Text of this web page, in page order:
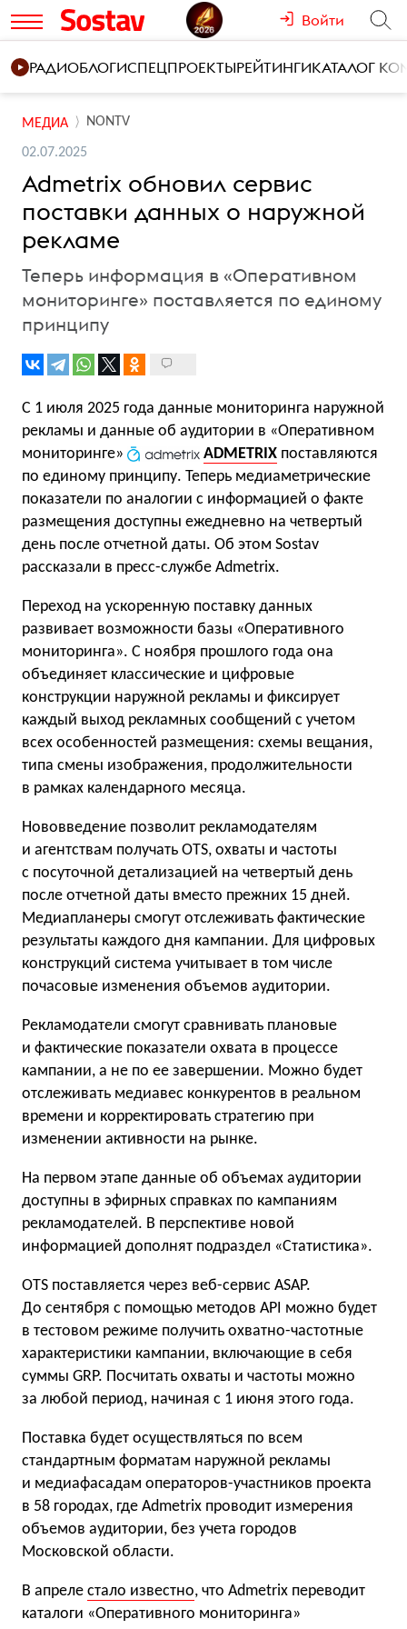
Войти
РАДИОБЛОГИСПЕЦПРОЕКТЫРЕЙТИНГИКАТАЛОГ
МЕДИА NONTV
02.07.2025
Admetrix обновил сервис
поставки данных о наружной
рекламе
Теперь информация в «Оперативном
мониторинге» поставляется по единому
принципу
С 1 июля 2025 года данные мониторинга наружной
рекламы и данные об аудитории в «Оперативном
мониторинге»
ADMETRIX поставляются
по единому принципу. Теперь медиаметрические
показатели по аналогии с информацией о факте
размещения доступны ежедневно на четвертый
день после отчетной даты. Об этом Sostav
рассказали в пресс-службе Admetrix.
Переход на ускоренную поставку данных
развивает возможности базы «Оперативного
мониторинга». С ноября прошлого года она
объединяет классические и цифровые
конструкции наружной рекламы и фиксирует
каждый выход рекламных сообщений с учетом
всех особенностей размещения: схемы вещания,
типа смены изображения, продолжительности
в рамках календарного месяца.
Нововведение позволит рекламодателям
и агентствам получать OTS, охваты и частоты
с посуточной детализацией на четвертый день
после отчетной даты вместо прежних 15 дней.
Медиапланеры смогут отслеживать фактические
результаты каждого дня кампании. Для цифровых
конструкций система учитывает в том числе
почасовые изменения объемов аудитории.
Рекламодатели смогут сравнивать плановые
и фактические показатели охвата в процессе
кампании, а не по ее завершении. Можно будет
отслеживать медиавес конкурентов в реальном
времени и корректировать стратегию при
изменении активности на рынке.
На первом этапе данные об объемах аудитории
доступны в эфирных справках по кампаниям
рекламодателей. В перспективе новой
информацией дополнят подраздел «Статистика».
OTS поставляется через веб-сервис ASAP.
До сентября с помощью методов API можно будет
в тестовом режиме получить охватно-частотные
характеристики кампании, включающие в себя
суммы GRP. Посчитать охваты и частоты можно
за любой период, начиная с 1 июня этого года.
Поставка будет осуществляться по всем
стандартным форматам наружной рекламы
и медиафасадам операторов-участников проекта
в 58 городах, где Admetrix проводит измерения
объемов аудитории, без учета городов
Московской области.
В апреле стало известно, что Admetrix переводит
каталоги «Оперативного мониторинга»